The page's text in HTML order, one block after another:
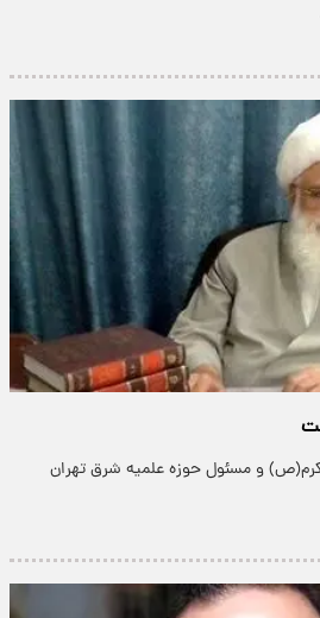
و مسئول حوزه علمیه شرق تهران